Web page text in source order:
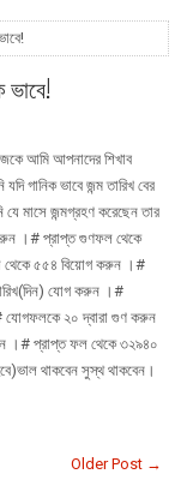
আমি আপনাদের শিখাব
গানিক ভাবে জন্ম তারিখ বের
মাসে জন্মগ্রহণ করেছেন তার
।# প্রাপ্ত গুণফল থেকে
৫৫৪ বিয়োগ করুন ।#
যোগ করুন ।#
২০ দ্বারা গুণ করুন
।# প্রাপ্ত ফল থেকে ৩২৯৪০
থাকবেন সুস্থ থাকবেন।
Older Post →